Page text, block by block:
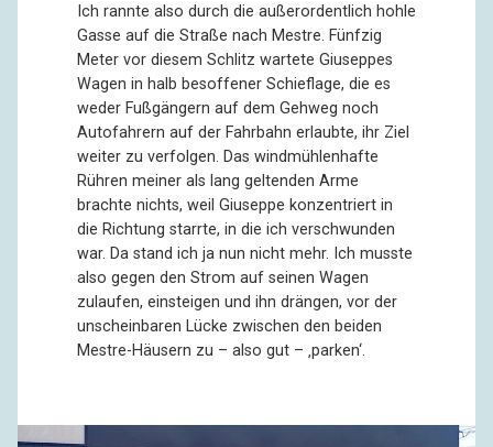
Ich rannte also durch die außerordentlich hohle
Gasse auf die Straße nach Mestre. Fünfzig
Meter vor diesem Schlitz wartete Giuseppes
Wagen in halb besoffener Schieflage, die es
weder Fußgängern auf dem Gehweg noch
Autofahrern auf der Fahrbahn erlaubte, ihr Ziel
weiter zu verfolgen. Das windmühlenhafte
Rühren meiner als lang geltenden Arme
brachte nichts, weil Giuseppe konzentriert in
die Richtung starrte, in die ich verschwunden
war. Da stand ich ja nun nicht mehr. Ich musste
also gegen den Strom auf seinen Wagen
zulaufen, einsteigen und ihn drängen, vor der
unscheinbaren Lücke zwischen den beiden
Mestre-Häusern zu – also gut – ‚parken‘.